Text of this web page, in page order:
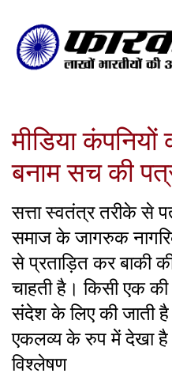
मीडिया कंपनियों
बनाम सच की
सत्ता स्वतंत्र तरीके से
समाज के जागरुक
से प्रताड़ित कर बाकी
चाहती है। किसी एक की
संदेश के लिए की जाती
एकलव्य के रुप में देखा
विश्लेषण